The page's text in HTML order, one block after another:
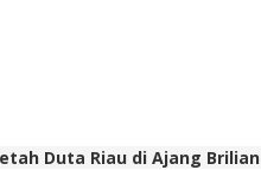
Duta Riau di Ajang